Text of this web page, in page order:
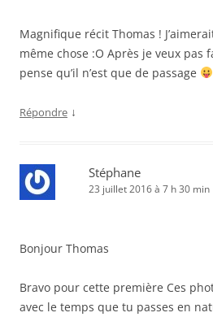
Magnifique récit Thomas !
même chose :O Après je veux pas
pense qu’il n’est que de passage
Répondre ↓
Stéphane
23 juillet 2016 à 7 h 30 min
Bonjour Thomas
Bravo pour cette première Ces
avec le temps que tu passes en